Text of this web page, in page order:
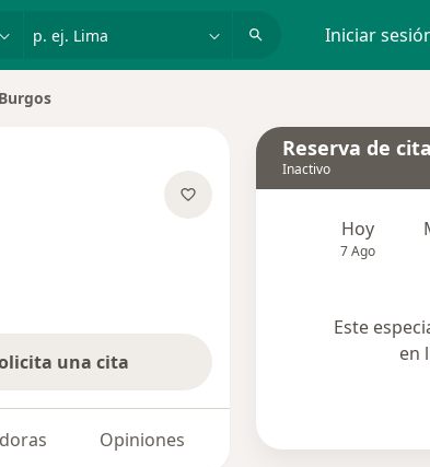
Iniciar
una cita
Opiniones
Reserva de
Inactivo
Hoy
7 Ago
Este
en